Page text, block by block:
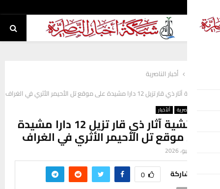
أخبار الناصرية
دارا مشيدة على موقع تل الأحيمر الأثري في الغراف
مفتشية آثار ذي قار تزيل 12 دارا مشيدة
تل الأحيمر الأثري في الغراف
0